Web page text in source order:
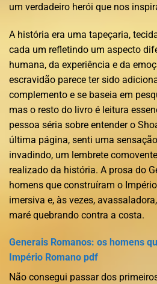
um verdadeiro herói que nos
A história era uma tapeçaria,
cada um refletindo um aspecto
humana, da experiência e da
escravidão parece ter sido
complemento e se baseia em
mas o resto do livro é leitura
pessoa séria sobre entender o
última página, senti uma
invadindo, um lembrete
realizado da história. A prosa do
homens que construíram o
imersiva e, às vezes,
maré quebrando contra a costa.
Generais Romanos: os homens
Império Romano pdf
Não consegui passar dos